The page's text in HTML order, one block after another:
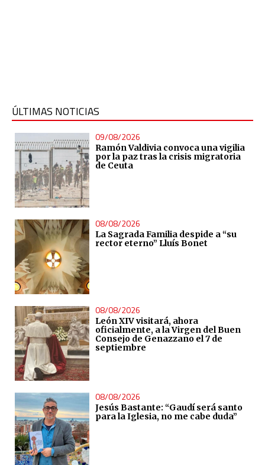
ÚLTIMAS NOTICIAS
09/08/2026
Ramón Valdivia convoca una vigilia
por la paz tras la crisis migratoria
de Ceuta
08/08/2026
La Sagrada Familia despide a “su
rector eterno” Lluís Bonet
08/08/2026
León XIV visitará, ahora
oficialmente, a la Virgen del Buen
Consejo de Genazzano el 7 de
septiembre
08/08/2026
Jesús Bastante: “Gaudí será santo
para la Iglesia, no me cabe duda”